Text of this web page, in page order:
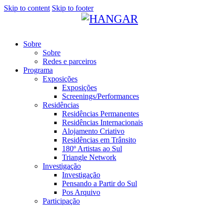
Skip to content Skip to footer
Sobre
Sobre
Redes e parceiros
Programa
Exposições
Exposições
Screenings/Performances
Residências
Residências Permanentes
Residências Internacionais
Alojamento Criativo
Residências em Trânsito
180º Artistas ao Sul
Triangle Network
Investigação
Investigação
Pensando a Partir do Sul
Pos Arquivo
Participação